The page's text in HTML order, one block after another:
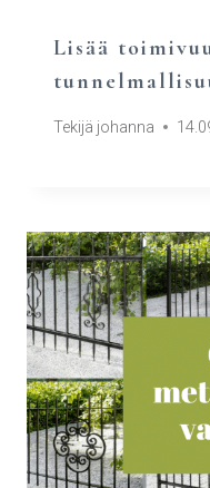
Lisää
Tekijä johanna